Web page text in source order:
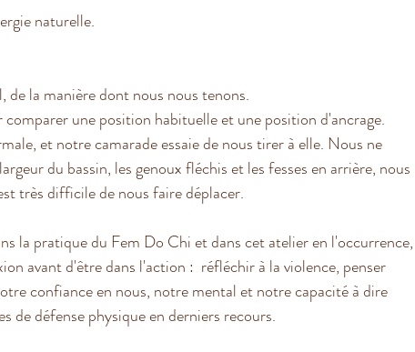
naturelle.
de la manière dont nous nous tenons.
une position habituelle et une position d'ancrage.
et notre camarade essaie de nous tirer à elle. Nous ne
du bassin, les genoux fléchis et les fesses en arrière, nous
très difficile de nous faire déplacer.
la pratique du Fem Do Chi et dans cet atelier en l'occurrence,
avant d'être dans l'action :  réfléchir à la violence, penser
confiance en nous, notre mental et notre capacité à dire
de défense physique en derniers recours.